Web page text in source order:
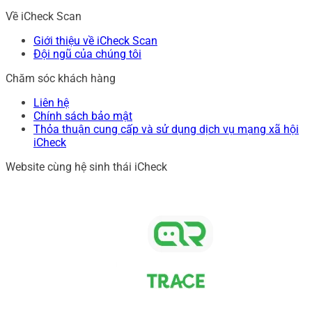
Về iCheck Scan
Giới thiệu về iCheck Scan
Đội ngũ của chúng tôi
Chăm sóc khách hàng
Liên hệ
Chính sách bảo mật
Thỏa thuận cung cấp và sử dụng dịch vụ mạng xã hội
iCheck
Website cùng hệ sinh thái iCheck